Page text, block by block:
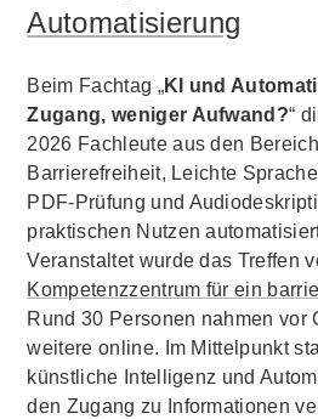
Automatisierung
Beim Fachtag „KI und
Zugang, weniger Aufwand?“
2026 Fachleute aus den
Barrierefreiheit, Leichte
PDF-Prüfung und
praktischen Nutzen
Veranstaltet wurde das Treffen
Kompetenzzentrum für ein
Rund 30 Personen nahmen vor
weitere online. Im Mittelpunkt
künstliche Intelligenz und
den Zugang zu Informationen